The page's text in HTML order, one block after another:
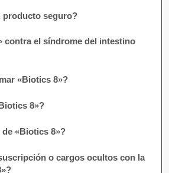
producto seguro?
contra el síndrome del intestino
«Biotics 8»?
8»?
«Biotics 8»?
o cargos ocultos con la